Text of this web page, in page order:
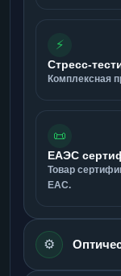
⚡
Стресс-
Комплексная
📜
ЕАЭС
Товар
ЕАС.
⚙️